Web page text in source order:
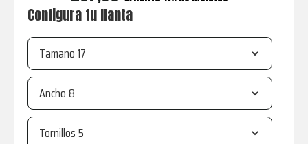
Configura tu llanta
Tamano
Ancho
Tornillos